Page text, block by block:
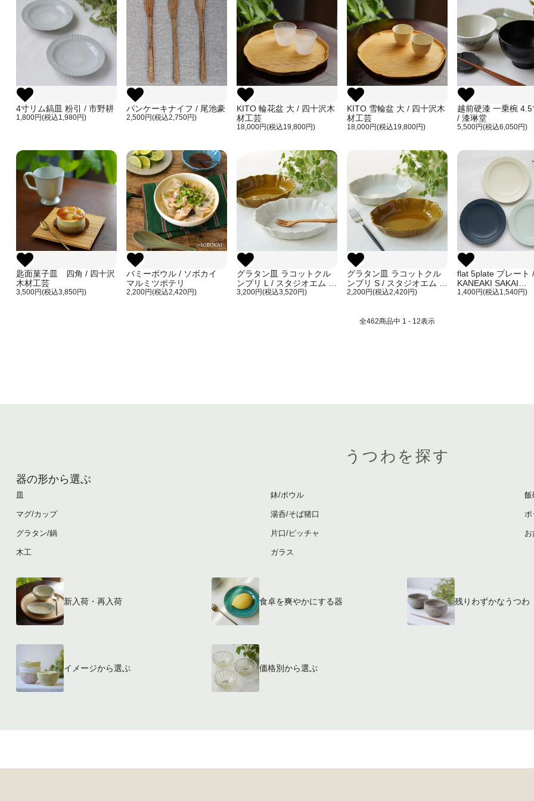
4寸リム鎬皿 粉引 / 市野耕
1,800円(税込1,980円)
パンケーキナイフ / 尾池豪
2,500円(税込2,750円)
KITO 輪花盆 大 / 四十沢木
材工芸
18,000円(税込19,800円)
KITO 雪輪盆 大 / 四十沢木
材工芸
18,000円(税込19,800円)
越前硬漆 一乗椀
/ 漆琳堂
5,500円(税込6,050円)
匙面菓子皿 四角 / 四十沢
木材工芸
3,500円(税込3,850円)
バミーボウル / ソボカイ
マルミツポテリ
2,200円(税込2,420円)
グラタン皿 ラコットクル
ンプリ L / スタジオエム マ
ルミツポテリ
3,200円(税込3,520円)
グラタン皿 ラコットクル
ンプリ S / スタジオエム マ
ルミツポテリ
2,200円(税込2,420円)
flat 5plate プレート /
KANEAKI SAKAI
POTTERY
1,400円(税込1,540円)
全462商品中 1 - 12表示
うつわを探す
器の形から選ぶ
皿
マグ/カップ
グラタン/鍋
木工
鉢/ボウル
湯呑/そば猪口
片口/ピッチャ
ガラス
飯
ポ
お
新入荷・再入荷 食卓を爽やかにする器 残りわずかなうつわ
イメージから選ぶ 価格別から選ぶ